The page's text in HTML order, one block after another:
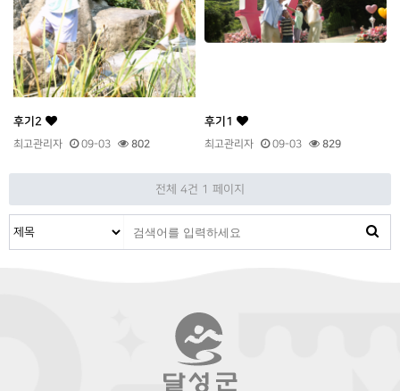
후기2
최고관리자 09-03 802
후기1
최고관리자 09-03 829
전체 4건 1 페이지